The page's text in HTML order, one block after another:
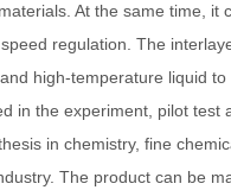
At the same time, it
regulation. The
high-temperature liquid
in the experiment, pilot test
in chemistry, fine
The product can be